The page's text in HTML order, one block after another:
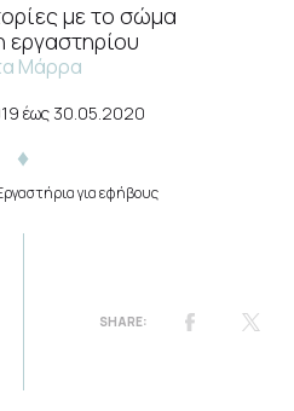
με το σώμα
εργαστηρίου
Μάρρα
έως 30.05.2020
για εφήβους